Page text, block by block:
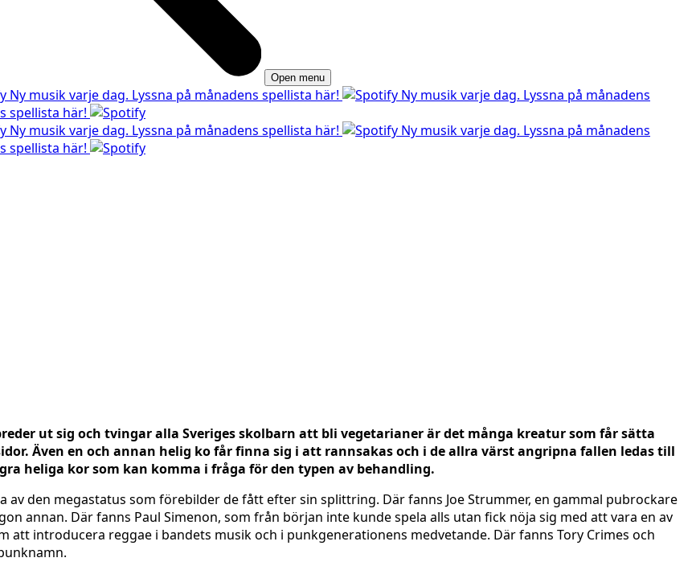
Open menu
Ny musik varje dag. Lyssna på månadens spellista här!
Ny musik varje dag. Lyssna på månadens
spellista här!
Ny musik varje dag. Lyssna på månadens spellista här!
Ny musik varje dag. Lyssna på månadens
spellista här!
ut sig och tvingar alla Sveriges skolbarn att bli vegetarianer är det många kreatur som får sätta
Även en och annan helig ko får finna sig i att rannsakas och i de allra värst angripna fallen ledas till
heliga kor som kan komma i fråga för den typen av behandling.
av den megastatus som förebilder de fått efter sin splittring. Där fanns Joe Strummer, en gammal pubrockare
annan. Där fanns Paul Simenon, som från början inte kunde spela alls utan fick nöja sig med att vara en av
att introducera reggae i bandets musik och i punkgenerationens medvetande. Där fanns Tory Crimes och